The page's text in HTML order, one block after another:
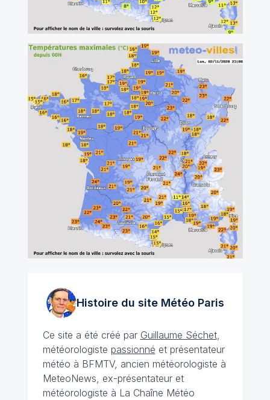
Histoire du site MétéoParis
Ce site a été créé par Guillaume Séchet,
météorologiste passionné et présentateur
météo à BFMTV, ancien météorologiste à
MeteoNews, ex-présentateur et
météorologiste à La Chaîne Météo